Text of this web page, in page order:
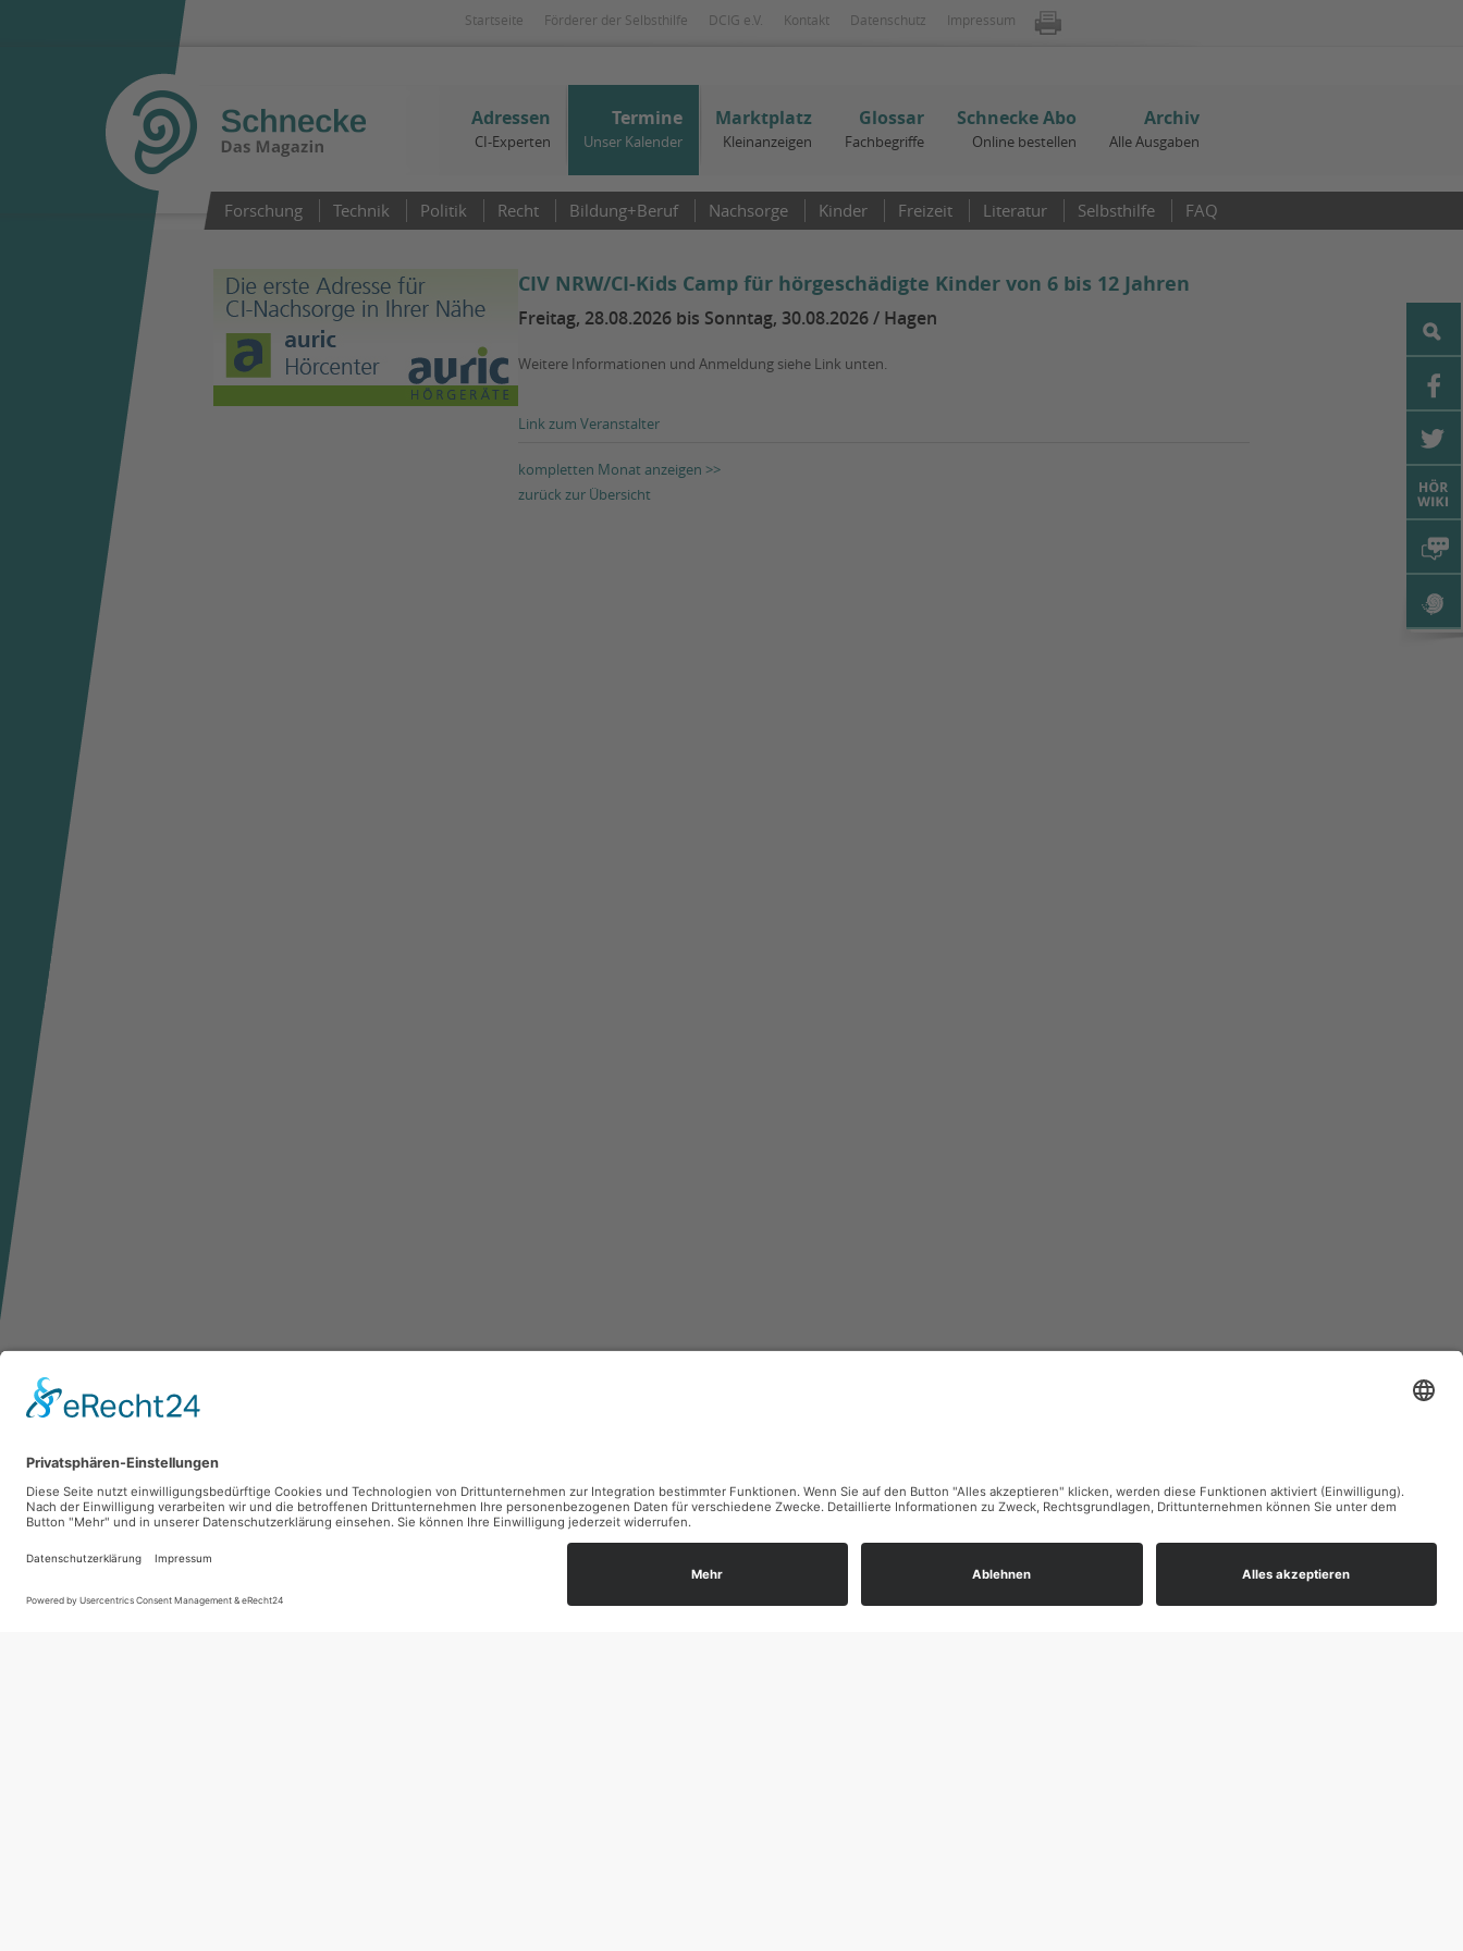
Startseite Förderer der Selbsthilfe DCIG e.V. Kontakt Datenschutz Impressum
Adressen
CI-Experten
Termine
Unser Kalender
Marktplatz
Kleinanzeigen
Glossar
Fachbegriffe
Schnecke Abo
Online bestellen
Archiv
Alle Ausgaben
Forschung Technik Politik Recht Bildung+Beruf Nachsorge Kinder Freizeit Literatur Selbsthilfe FAQ
CIV NRW/CI-Kids Camp für hörgeschädigte Kinder von 6 bis 12 Jahren
Freitag, 28.08.2026 bis Sonntag, 30.08.2026 / Hagen
Weitere Informationen und Anmeldung siehe Link unten.
Link zum Veranstalter
kompletten Monat anzeigen >>
zurück zur Übersicht